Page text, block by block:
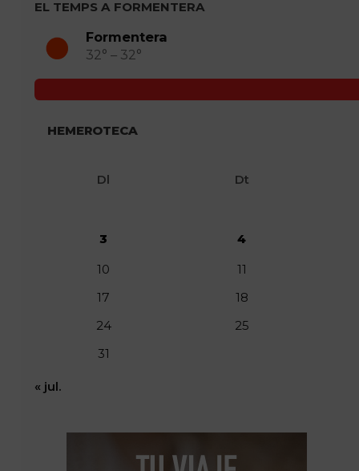
EL TEMPS A FORMENTERA
Formentera
32° – 32°
HEMEROTECA
Dl Dt
3
4
10
11
17
18
24
25
31
« jul.